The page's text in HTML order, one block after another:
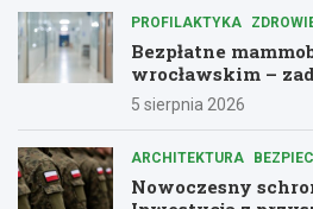
PROFILAKTYKA
Bezpłatne
wrocławskim –
5 sierpnia 2026
ARCHITEKTURA
Nowoczesny